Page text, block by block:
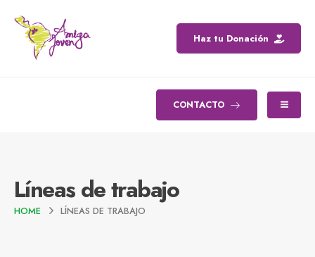
Haz tu Donación
CONTACTO
Líneas de trabajo
HOME LÍNEAS DE TRABAJO